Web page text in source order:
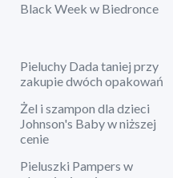
Black Week w Biedronce
Pieluchy Dada taniej przy
zakupie dwóch opakowań
Żel i szampon dla dzieci
Johnson's Baby w niższej
cenie
Pieluszki Pampers w